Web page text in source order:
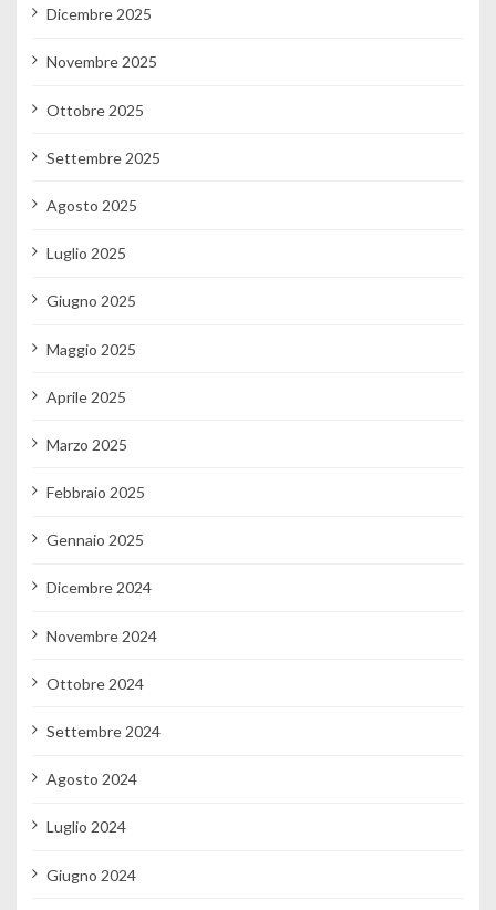
Dicembre 2025
Novembre 2025
Ottobre 2025
Settembre 2025
Agosto 2025
Luglio 2025
Giugno 2025
Maggio 2025
Aprile 2025
Marzo 2025
Febbraio 2025
Gennaio 2025
Dicembre 2024
Novembre 2024
Ottobre 2024
Settembre 2024
Agosto 2024
Luglio 2024
Giugno 2024